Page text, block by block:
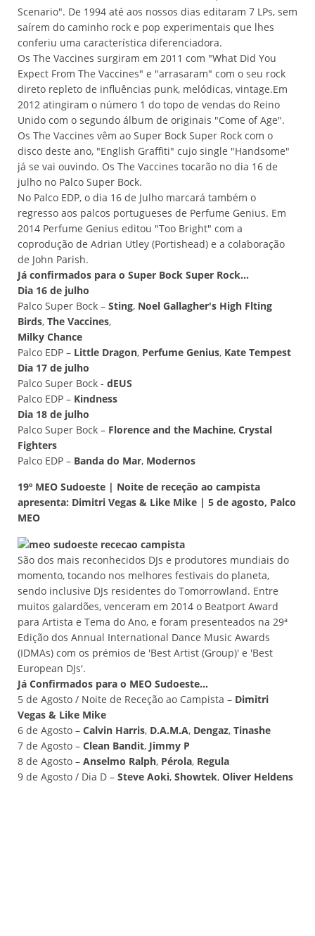
Scenario". De 1994 até aos nossos dias editaram 7 LPs, sem
saírem do caminho rock e pop experimentais que lhes
conferiu uma característica diferenciadora.
Os The Vaccines surgiram em 2011 com "What Did You
Expect From The Vaccines" e "arrasaram" com o seu rock
direto repleto de influências punk, melódicas, vintage.Em
2012 atingiram o número 1 do topo de vendas do Reino
Unido com o segundo álbum de originais "Come of Age".
Os The Vaccines vêm ao Super Bock Super Rock com o
disco deste ano, "English Graffiti" cujo single "Handsome"
já se vai ouvindo. Os The Vaccines tocarão no dia 16 de
julho no Palco Super Bock.
No Palco EDP, o dia 16 de Julho marcará também o
regresso aos palcos portugueses de Perfume Genius. Em
2014 Perfume Genius editou "Too Bright" com a
coprodução de Adrian Utley (Portishead) e a colaboração
de John Parish.
Já confirmados para o Super Bock Super Rock...
Dia 16 de julho
Palco Super Bock – Sting, Noel Gallagher's High Flting
Birds, The Vaccines,
Milky Chance
Palco EDP – Little Dragon, Perfume Genius, Kate Tempest
Dia 17 de julho
Palco Super Bock - dEUS
Palco EDP – Kindness
Dia 18 de julho
Palco Super Bock – Florence and the Machine, Crystal
Fighters
Palco EDP – Banda do Mar, Modernos
19º MEO Sudoeste | Noite de receção ao campista
apresenta: Dimitri Vegas & Like Mike | 5 de agosto, Palco
MEO
São dos mais reconhecidos DJs e produtores mundiais do
momento, tocando nos melhores festivais do planeta,
sendo inclusive DJs residentes do Tomorrowland. Entre
muitos galardões, venceram em 2014 o Beatport Award
para Artista e Tema do Ano, e foram presenteados na 29ª
Edição dos Annual International Dance Music Awards
(IDMAs) com os prémios de 'Best Artist (Group)' e 'Best
European DJs'.
Já Confirmados para o MEO Sudoeste...
5 de Agosto / Noite de Receção ao Campista – Dimitri
Vegas & Like Mike
6 de Agosto – Calvin Harris, D.A.M.A, Dengaz, Tinashe
7 de Agosto – Clean Bandit, Jimmy P
8 de Agosto – Anselmo Ralph, Pérola, Regula
9 de Agosto / Dia D – Steve Aoki, Showtek, Oliver Heldens